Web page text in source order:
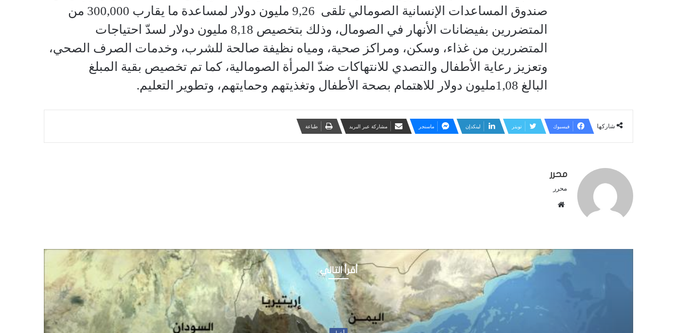
صندوق المساعدات الإنسانية الصومالي تلقى 9,26 مليون دولار لمساعدة ما يقارب 300,000 من
المتضررين بفيضانات الأنهار في الصومال، وذلك بتخصيص 8,18 مليون دولار لسدّ احتياجات
المتضررين من غذاء، وسكن، ومراكز صحية، ومياه نظيفة صالحة للشرب، وخدمات الصرف الصحي،
وتعزيز رعاية الأطفال والتصدي للانتهاكات ضدّ المرأة الصومالية، كما تم تخصيص بقية المبلغ
البالغ 1,08مليون دولار للاهتمام بصحة الأطفال وتغذيتهم وحمايتهم، وتطوير التعليم.
شاركها فيسبوك تويتر لينكدإن ماسنجر مشاركة عبر البريد طباعة
محرر
محرر
ل
أقرأ التالي